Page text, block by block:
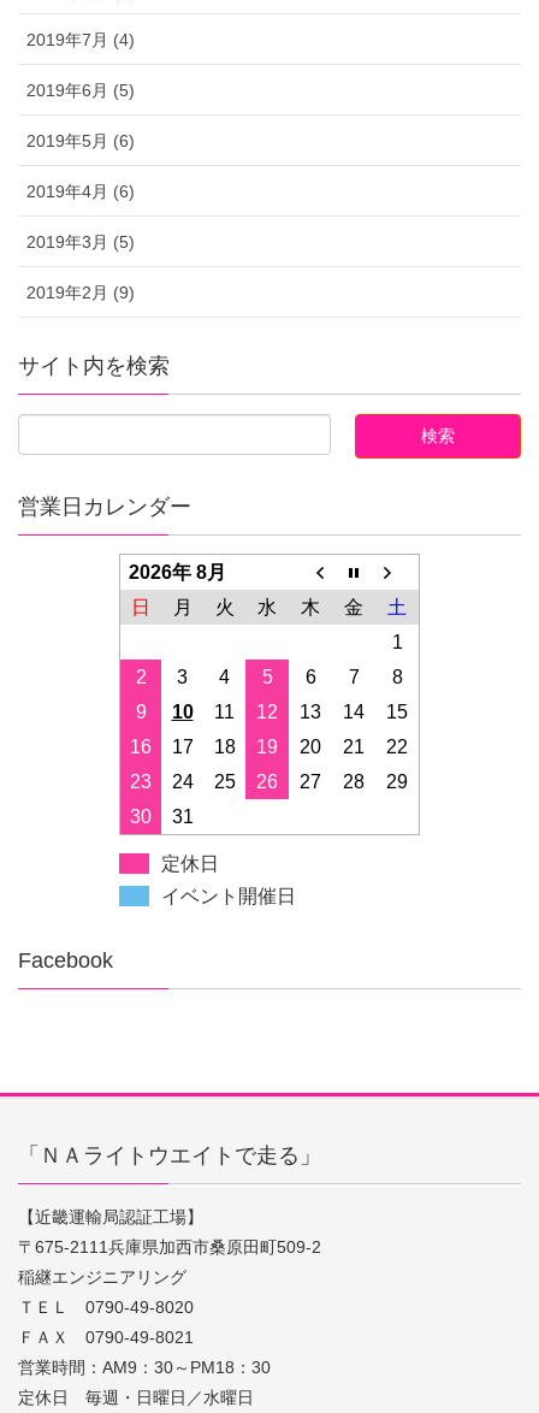
2019年7月 (4)
2019年6月 (5)
2019年5月 (6)
2019年4月 (6)
2019年3月 (5)
2019年2月 (9)
サイト内を検索
営業日カレンダー
2026年 8月
日
月 火 水 木 金
土
1
2
3 4 5 6 7
8
9
10 11 12 13 14
15
16
17 18 19 20 21
22
23
24 25 26 27 28
29
30
31
定休日
イベント開催日
Facebook
「ＮＡライトウエイトで走る」
【近畿運輸局認証工場】
〒675-2111兵庫県加西市桑原田町509-2
稲継エンジニアリング
ＴＥＬ 0790-49-8020
ＦＡＸ 0790-49-8021
営業時間：AM9：30～PM18：30
定休日 毎週・日曜日／水曜日